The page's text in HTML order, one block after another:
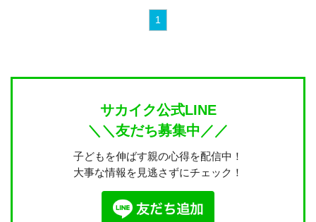
1
サカイク公式LINE
＼＼友だち募集中／／
子どもを伸ばす親の心得を配信中！
大事な情報を見逃さずにチェック！